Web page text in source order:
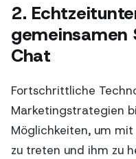
2.
gemeinsamen
Chat
Fortschrittliche
Marketingstrategien
Möglichkeiten, um
zu treten und ihm zu